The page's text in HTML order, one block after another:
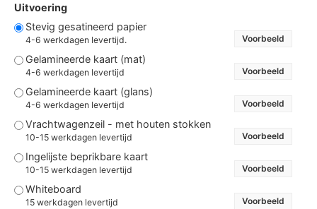
Uitvoering
Stevig gesatineerd papier
4-6 werkdagen levertijd. Voorbeeld
Gelamineerde kaart (mat)
4-6 werkdagen levertijd Voorbeeld
Gelamineerde kaart (glans)
4-6 werkdagen levertijd Voorbeeld
Vrachtwagenzeil - met houten stokken
10-15 werkdagen levertijd Voorbeeld
Ingelijste beprikbare kaart
10-15 werkdagen levertijd Voorbeeld
Whiteboard
15 werkdagen levertijd Voorbeeld